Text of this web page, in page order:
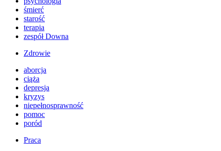
śmierć
starość
terapia
zespół Downa
Zdrowie
aborcja
ciąża
depresja
kryzys
niepełnosprawność
pomoc
poród
Praca